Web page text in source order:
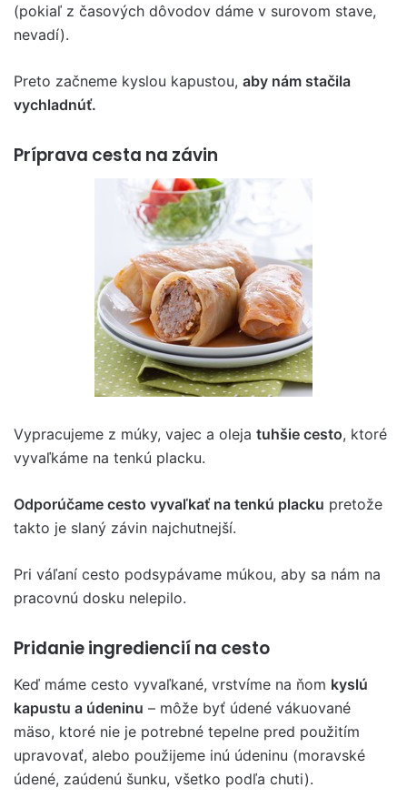
(pokiaľ z časových dôvodov dáme v surovom stave,
nevadí).
Preto začneme kyslou kapustou, aby nám stačila
vychladnúť.
Príprava cesta na závin
Vypracujeme z múky, vajec a oleja tuhšie cesto, ktoré
vyvaľkáme na tenkú placku.
Odporúčame cesto vyvaľkať na tenkú placku pretože
takto je slaný závin najchutnejší.
Pri váľaní cesto podsypávame múkou, aby sa nám na
pracovnú dosku nelepilo.
Pridanie ingrediencií na cesto
Keď máme cesto vyvaľkané, vrstvíme na ňom kyslú
kapustu a údeninu – môže byť údené vákuované
mäso, ktoré nie je potrebné tepelne pred použitím
upravovať, alebo použijeme inú údeninu (moravské
údené, zaúdenú šunku, všetko podľa chuti).